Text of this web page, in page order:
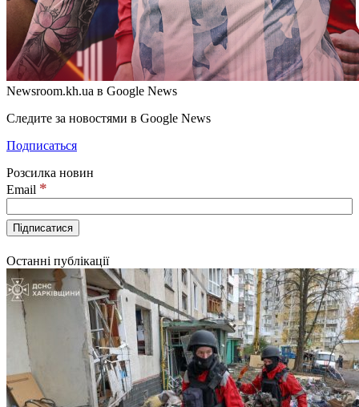
Newsroom.kh.ua в Google News
Следите за новостями в Google News
Подписаться
Розсилка новин
Email *
Останні публікації